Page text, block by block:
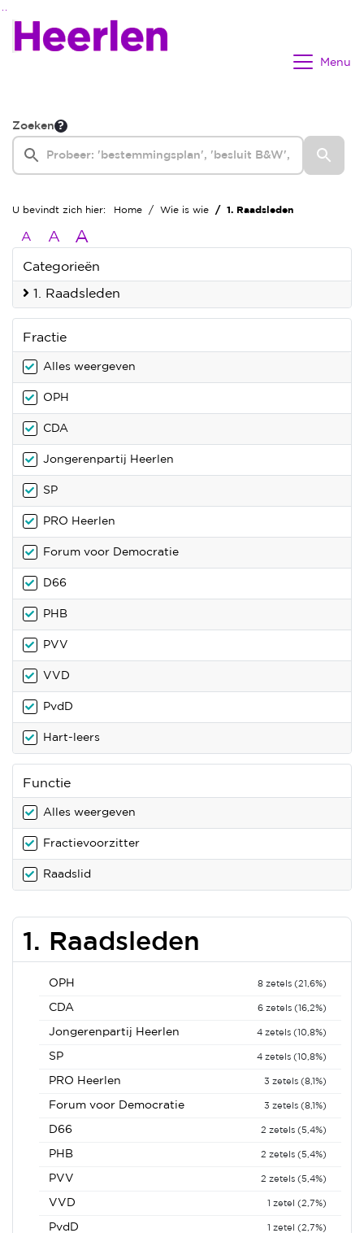
Menu
Zoeken
U bevindt zich hier: Home Wie is wie 1. Raadsleden
A A A
Categorieën
1. Raadsleden
Fractie
Alles weergeven
OPH
CDA
Jongerenpartij Heerlen
SP
PRO Heerlen
Forum voor Democratie
D66
PHB
PVV
VVD
PvdD
Hart-leers
Functie
Alles weergeven
Fractievoorzitter
Raadslid
1. Raadsleden
OPH 8 zetels (21,6%)
CDA 6 zetels (16,2%)
Jongerenpartij Heerlen 4 zetels (10,8%)
SP 4 zetels (10,8%)
PRO Heerlen 3 zetels (8,1%)
Forum voor Democratie 3 zetels (8,1%)
D66 2 zetels (5,4%)
PHB 2 zetels (5,4%)
PVV 2 zetels (5,4%)
VVD 1 zetel (2,7%)
PvdD 1 zetel (2,7%)